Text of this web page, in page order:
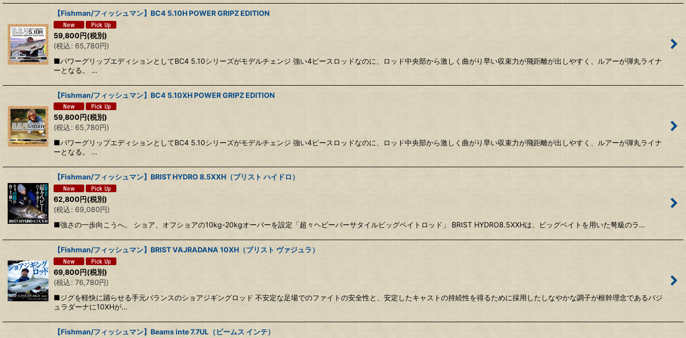
【Fishman/フィッシュマン】BC4 5.10H POWER GRIPZ EDITION
59,800円(税別)
(税込: 65,780円)
■パワーグリップエディションとしてBC4 5.10シリーズがモデルチェンジ 強い4ピースロッドなのに、ロッド中央部から激しく曲がり早い収束力が飛距離が出しやすく、ルアーが弾丸ライナ
ーとなる。 …
【Fishman/フィッシュマン】BC4 5.10XH POWER GRIPZ EDITION
59,800円(税別)
(税込: 65,780円)
■パワーグリップエディションとしてBC4 5.10シリーズがモデルチェンジ 強い4ピースロッドなのに、ロッド中央部から激しく曲がり早い収束力が飛距離が出しやすく、ルアーが弾丸ライナ
ーとなる。 …
【Fishman/フィッシュマン】BRIST HYDRO 8.5XXH（ブリスト ハイドロ）
62,800円(税別)
(税込: 69,080円)
■強さの一歩向こうへ。 ショア、オフショアの10kg-20kgオーバーを設定「超々ヘビーバーサタイルビッグベイトロッド」 BRIST HYDRO8.5XXHは、ビッグベイトを用いた弩級のラ…
【Fishman/フィッシュマン】BRIST VAJRADANA 10XH（ブリスト ヴァジュラ）
69,800円(税別)
(税込: 76,780円)
■ジグを軽快に踊らせる手元バランスのショアジギングロッド 不安定な足場でのファイトの安全性と、安定したキャストの持続性を得るために採用したしなやかな調子が根幹理念であるバジ
ュラダーナに10XHが…
【Fishman/フィッシュマン】Beams inte 7.7UL（ビームス インテ）